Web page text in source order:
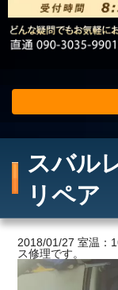
スバル
リペア
2018/01/27 室温：
ス修理です。